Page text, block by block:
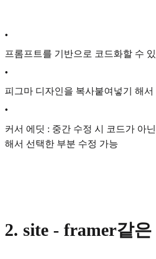
•
프롬프트를 기반으로 코드화할 수
•
피그마 디자인을 복사붙여넣기 해
•
커서 에딧 : 중간 수정 시 코드가 아
해서 선택한 부분 수정 가능
2. site - framer같